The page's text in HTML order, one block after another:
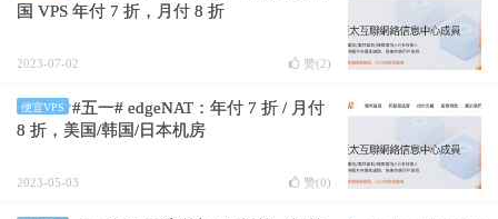
国 VPS 年付 7 折，月付 8 折
2023-07-02 赞(2)
便宜VPS
#五一# edgeNAT：年付 7 折 / 月付
8 折，美国/韩国/日本机房
2023-05-03 赞(0)